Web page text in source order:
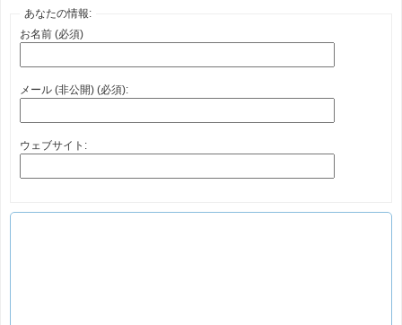
あなたの情報:
お名前 (必須)
メール (非公開) (必須):
ウェブサイト: